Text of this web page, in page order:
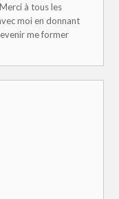
à tous les
moi en donnant
me former